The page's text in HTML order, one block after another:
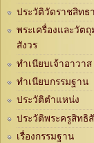
ประวัติวัดราชสิทธ
พระเครื่องและวัต
สังวร
ทำเนียบเจ้าอาวาส
ทำเนียบกรรมฐาน
ประวัติตำแหน่ง
ประวัติพระครูสิทธิ
เรื่องกรรมฐาน